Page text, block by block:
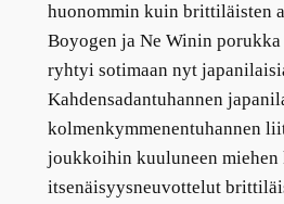
huonommin kuin brittiläisten
Boyogen ja Ne Winin
ryhtyi sotimaan nyt
Kahdensadantuhannen
kolmenkymmenentuhannen
joukkoihin kuuluneen
itsenäisyysneuvottelut